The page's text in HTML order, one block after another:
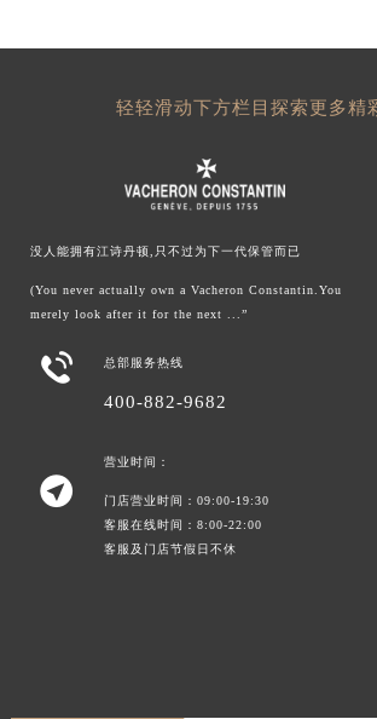
轻轻滑动下方栏目探索更多精
没人能拥有江诗丹顿,只不过为下一代保管而已
(You never actually own a Vacheron Constantin.You
merely look after it for the next ...”
 总部服务热线
400-882-9682

营业时间：
门店营业时间：09:00-19:30
客服在线时间：8:00-22:00
客服及门店节假日不休